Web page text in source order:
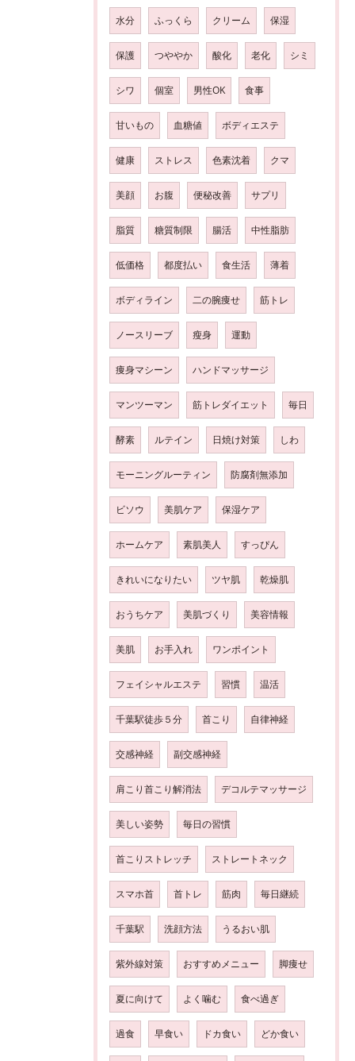
水分 ふっくら クリーム 保湿
保護 つややか 酸化 老化 シミ
シワ 個室 男性OK 食事
甘いもの 血糖値 ボディエステ
健康 ストレス 色素沈着 クマ
美顔 お腹 便秘改善 サプリ
脂質 糖質制限 腸活 中性脂肪
低価格 都度払い 食生活 薄着
ボディライン 二の腕痩せ 筋トレ
ノースリーブ 瘦身 運動
痩身マシーン ハンドマッサージ
マンツーマン 筋トレダイエット 毎日
酵素 ルテイン 日焼け対策 しわ
モーニングルーティン 防腐剤無添加
ビソウ 美肌ケア 保湿ケア
ホームケア 素肌美人 すっぴん
きれいになりたい ツヤ肌 乾燥肌
おうちケア 美肌づくり 美容情報
美肌 お手入れ ワンポイント
フェイシャルエステ 習慣 温活
千葉駅徒歩５分 首こり 自律神経
交感神経 副交感神経
肩こり首こり解消法 デコルテマッサージ
美しい姿勢 毎日の習慣
首こりストレッチ ストレートネック
スマホ首 首トレ 筋肉 毎日継続
千葉駅 洗顔方法 うるおい肌
紫外線対策 おすすめメニュー 脚痩せ
夏に向けて よく噛む 食べ過ぎ
過食 早食い ドカ食い どか食い